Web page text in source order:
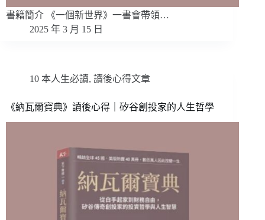
書籍簡介 《一個新世界》一書會帶領…
2025 年 3 月 15 日
10 本人生必讀, 讀後心得文章
《納瓦爾寶典》讀後心得｜矽谷創投家的人生哲學